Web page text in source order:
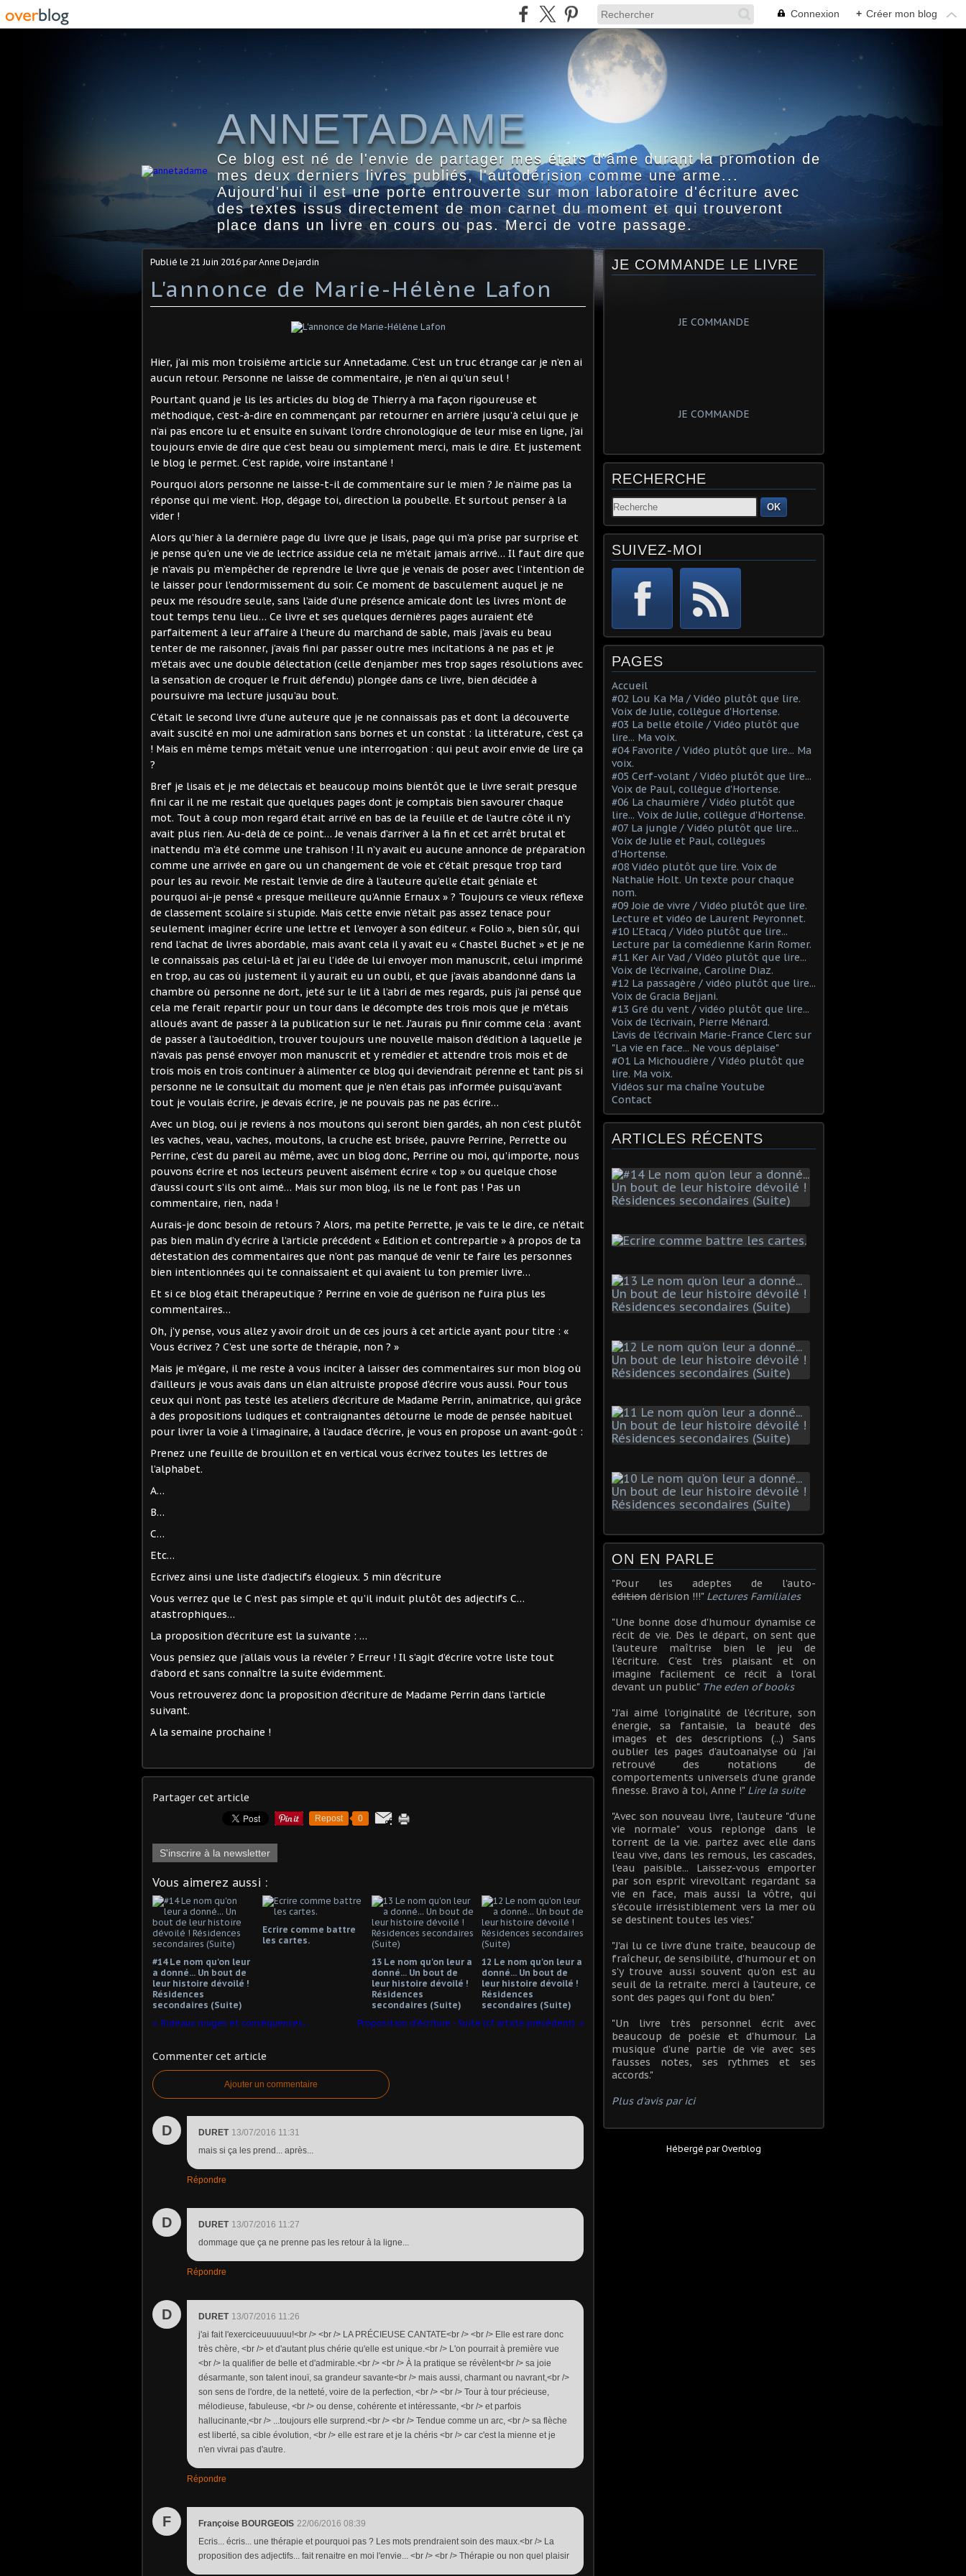
Connexion + Créer mon blog
ANNETADAME
Ce blog est né de l'envie de partager mes états d'âme durant la promotion de
mes deux derniers livres publiés, l'autodérision comme une arme...
Aujourd'hui il est une porte entrouverte sur mon laboratoire d'écriture avec
des textes issus directement de mon carnet du moment et qui trouveront
place dans un livre en cours ou pas. Merci de votre passage.
Publié le 21 Juin 2016 par Anne Dejardin
L'annonce de Marie-Hélène Lafon
Hier, j’ai mis mon troisième article sur Annetadame. C’est un truc étrange car je n’en ai
aucun retour. Personne ne laisse de commentaire, je n’en ai qu’un seul !
Pourtant quand je lis les articles du blog de Thierry à ma façon rigoureuse et
méthodique, c’est-à-dire en commençant par retourner en arrière jusqu’à celui que je
n’ai pas encore lu et ensuite en suivant l’ordre chronologique de leur mise en ligne, j’ai
toujours envie de dire que c’est beau ou simplement merci, mais le dire. Et justement
le blog le permet. C’est rapide, voire instantané !
Pourquoi alors personne ne laisse-t-il de commentaire sur le mien ? Je n’aime pas la
réponse qui me vient. Hop, dégage toi, direction la poubelle. Et surtout penser à la
vider !
Alors qu’hier à la dernière page du livre que je lisais, page qui m’a prise par surprise et
je pense qu’en une vie de lectrice assidue cela ne m’était jamais arrivé… Il faut dire que
je n’avais pu m’empêcher de reprendre le livre que je venais de poser avec l’intention de
le laisser pour l’endormissement du soir. Ce moment de basculement auquel je ne
peux me résoudre seule, sans l’aide d’une présence amicale dont les livres m’ont de
tout temps tenu lieu… Ce livre et ses quelques dernières pages auraient été
parfaitement à leur affaire à l’heure du marchand de sable, mais j’avais eu beau
tenter de me raisonner, j’avais fini par passer outre mes incitations à ne pas et je
m’étais avec une double délectation (celle d’enjamber mes trop sages résolutions avec
la sensation de croquer le fruit défendu) plongée dans ce livre, bien décidée à
poursuivre ma lecture jusqu’au bout.
C’était le second livre d’une auteure que je ne connaissais pas et dont la découverte
avait suscité en moi une admiration sans bornes et un constat : la littérature, c’est ça
! Mais en même temps m’était venue une interrogation : qui peut avoir envie de lire ça
?
Bref je lisais et je me délectais et beaucoup moins bientôt que le livre serait presque
fini car il ne me restait que quelques pages dont je comptais bien savourer chaque
mot. Tout à coup mon regard était arrivé en bas de la feuille et de l’autre côté il n’y
avait plus rien. Au-delà de ce point… Je venais d’arriver à la fin et cet arrêt brutal et
inattendu m’a été comme une trahison ! Il n’y avait eu aucune annonce de préparation
comme une arrivée en gare ou un changement de voie et c’était presque trop tard
pour les au revoir. Me restait l’envie de dire à l’auteure qu’elle était géniale et
pourquoi ai-je pensé « presque meilleure qu’Annie Ernaux » ? Toujours ce vieux réflexe
de classement scolaire si stupide. Mais cette envie n’était pas assez tenace pour
seulement imaginer écrire une lettre et l’envoyer à son éditeur. « Folio », bien sûr, qui
rend l’achat de livres abordable, mais avant cela il y avait eu « Chastel Buchet » et je ne
le connaissais pas celui-là et j’ai eu l’idée de lui envoyer mon manuscrit, celui imprimé
en trop, au cas où justement il y aurait eu un oubli, et que j’avais abandonné dans la
chambre où personne ne dort, jeté sur le lit à l’abri de mes regards, puis j’ai pensé que
cela me ferait repartir pour un tour dans le décompte des trois mois que je m’étais
alloués avant de passer à la publication sur le net. J’aurais pu finir comme cela : avant
de passer à l’autoédition, trouver toujours une nouvelle maison d’édition à laquelle je
n’avais pas pensé envoyer mon manuscrit et y remédier et attendre trois mois et de
trois mois en trois continuer à alimenter ce blog qui deviendrait pérenne et tant pis si
personne ne le consultait du moment que je n’en étais pas informée puisqu’avant
tout je voulais écrire, je devais écrire, je ne pouvais pas ne pas écrire…
Avec un blog, oui je reviens à nos moutons qui seront bien gardés, ah non c’est plutôt
les vaches, veau, vaches, moutons, la cruche est brisée, pauvre Perrine, Perrette ou
Perrine, c’est du pareil au même, avec un blog donc, Perrine ou moi, qu’importe, nous
pouvons écrire et nos lecteurs peuvent aisément écrire « top » ou quelque chose
d’aussi court s’ils ont aimé… Mais sur mon blog, ils ne le font pas ! Pas un
commentaire, rien, nada !
Aurais-je donc besoin de retours ? Alors, ma petite Perrette, je vais te le dire, ce n’était
pas bien malin d’y écrire à l’article précédent « Edition et contrepartie » à propos de ta
détestation des commentaires que n’ont pas manqué de venir te faire les personnes
bien intentionnées qui te connaissaient et qui avaient lu ton premier livre…
Et si ce blog était thérapeutique ? Perrine en voie de guérison ne fuira plus les
commentaires…
Oh, j’y pense, vous allez y avoir droit un de ces jours à cet article ayant pour titre : «
Vous écrivez ? C’est une sorte de thérapie, non ? »
Mais je m’égare, il me reste à vous inciter à laisser des commentaires sur mon blog où
d’ailleurs je vous avais dans un élan altruiste proposé d’écrire vous aussi. Pour tous
ceux qui n’ont pas testé les ateliers d’écriture de Madame Perrin, animatrice, qui grâce
à des propositions ludiques et contraignantes détourne le mode de pensée habituel
pour livrer la voie à l’imaginaire, à l’audace d’écrire, je vous en propose un avant-goût :
Prenez une feuille de brouillon et en vertical vous écrivez toutes les lettres de
l’alphabet.
A…
B…
C…
Etc…
Ecrivez ainsi une liste d’adjectifs élogieux. 5 min d’écriture
Vous verrez que le C n’est pas simple et qu’il induit plutôt des adjectifs C…
atastrophiques…
La proposition d’écriture est la suivante : …
Vous pensiez que j’allais vous la révéler ? Erreur ! Il s’agit d’écrire votre liste tout
d’abord et sans connaître la suite évidemment.
Vous retrouverez donc la proposition d’écriture de Madame Perrin dans l’article
suivant.
A la semaine prochaine !
Partager cet article
Repost 0
S'inscrire à la newsletter
Vous aimerez aussi :
#14 Le nom qu'on leur
a donné... Un bout de
leur histoire dévoilé !
Résidences
secondaires (Suite)
Ecrire comme battre
les cartes.
13 Le nom qu'on leur a
donné... Un bout de
leur histoire dévoilé !
Résidences
secondaires (Suite)
12 Le nom qu'on leur a
donné... Un bout de
leur histoire dévoilé !
Résidences
secondaires (Suite)
Rideaux rouges et conséquences...
Proposition d'écriture - Suite (cf article précédent)
Commenter cet article
Ajouter un commentaire
D DURET 13/07/2016 11:31
mais si ça les prend... après...
Répondre
D DURET 13/07/2016 11:27
dommage que ça ne prenne pas les retour à la ligne...
Répondre
D DURET 13/07/2016 11:26
j'ai fait l'exerciceuuuuuu!<br /> <br /> LA PRÉCIEUSE CANTATE<br /> <br /> Elle est rare donc
très chère, <br /> et d'autant plus chérie qu'elle est unique.<br /> L'on pourrait à première vue
<br /> la qualifier de belle et d'admirable.<br /> <br /> À la pratique se révèlent<br /> sa joie
désarmante, son talent inouï, sa grandeur savante<br /> mais aussi, charmant ou navrant,<br />
son sens de l'ordre, de la netteté, voire de la perfection, <br /> <br /> Tour à tour précieuse,
mélodieuse, fabuleuse, <br /> ou dense, cohérente et intéressante, <br /> et parfois
hallucinante,<br /> ...toujours elle surprend.<br /> <br /> Tendue comme un arc, <br /> sa flèche
est liberté, sa cible évolution, <br /> elle est rare et je la chéris <br /> car c'est la mienne et je
n'en vivrai pas d'autre.
Répondre
F Françoise BOURGEOIS 22/06/2016 08:39
Ecris... écris... une thérapie et pourquoi pas ? Les mots prendraient soin des maux.<br /> La
proposition des adjectifs... fait renaitre en moi l'envie... <br /> <br /> Thérapie ou non quel plaisir
JE COMMANDE LE LIVRE
JE COMMANDE
JE COMMANDE
RECHERCHE
OK
SUIVEZ-MOI
PAGES
Accueil
#02 Lou Ka Ma / Vidéo plutôt que lire.
Voix de Julie, collègue d'Hortense.
#03 La belle étoile / Vidéo plutôt que
lire... Ma voix.
#04 Favorite / Vidéo plutôt que lire... Ma
voix.
#05 Cerf-volant / Vidéo plutôt que lire...
Voix de Paul, collègue d'Hortense.
#06 La chaumière / Vidéo plutôt que
lire... Voix de Julie, collègue d'Hortense.
#07 La jungle / Vidéo plutôt que lire...
Voix de Julie et Paul, collègues
d'Hortense.
#08 Vidéo plutôt que lire. Voix de
Nathalie Holt. Un texte pour chaque
nom.
#09 Joie de vivre / Vidéo plutôt que lire.
Lecture et vidéo de Laurent Peyronnet.
#10 L'Etacq / Vidéo plutôt que lire...
Lecture par la comédienne Karin Romer.
#11 Ker Air Vad / Vidéo plutôt que lire...
Voix de l'écrivaine, Caroline Diaz.
#12 La passagère / vidéo plutôt que lire...
Voix de Gracia Bejjani.
#13 Gré du vent / vidéo plutôt que lire...
Voix de l'écrivain, Pierre Ménard.
L'avis de l'écrivain Marie-France Clerc sur
"La vie en face... Ne vous déplaise"
#O1 La Michoudière / Vidéo plutôt que
lire. Ma voix.
Vidéos sur ma chaîne Youtube
Contact
ARTICLES RÉCENTS
ON EN PARLE
"Pour les adeptes de l'auto-
édition dérision !!!" Lectures Familiales
"Une bonne dose d'humour dynamise ce
récit de vie. Dès le départ, on sent que
l'auteure maîtrise bien le jeu de
l'écriture. C'est très plaisant et on
imagine facilement ce récit à l'oral
devant un public" The eden of books
"J'ai aimé l'originalité de l'écriture, son
énergie, sa fantaisie, la beauté des
images et des descriptions (...) Sans
oublier les pages d'autoanalyse où j'ai
retrouvé des notations de
comportements universels d'une grande
finesse. Bravo à toi, Anne !" Lire la suite
"Avec son nouveau livre, l'auteure "d'une
vie normale" vous replonge dans le
torrent de la vie. partez avec elle dans
l'eau vive, dans les remous, les cascades,
l'eau paisible... Laissez-vous emporter
par son esprit virevoltant regardant sa
vie en face, mais aussi la vôtre, qui
s'écoule irrésistiblement vers la mer où
se destinent toutes les vies."
"J'ai lu ce livre d'une traite, beaucoup de
fraîcheur, de sensibilité, d'humour et on
s'y trouve aussi souvent qu'on est au
seuil de la retraite. merci à l'auteure, ce
sont des pages qui font du bien."
"Un livre très personnel écrit avec
beaucoup de poésie et d'humour. La
musique d'une partie de vie avec ses
fausses notes, ses rythmes et ses
accords."
Plus d'avis par ici
Hébergé parOverblog